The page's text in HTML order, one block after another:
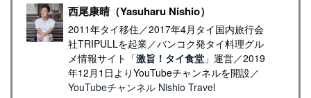
西尾康晴（Yasuharu Nishio）
2011年タイ移住／2017年4月タイ国内旅行会
社TRIPULLを起業／バンコク発タイ料理グル
メ情報サイト「激旨！タイ食堂」運営／2019
年12月1日よりYouTubeチャンネルを開設／
YouTubeチャンネル Nishio Travel